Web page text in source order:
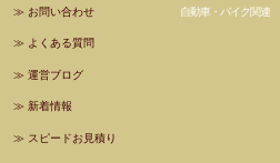
≫ お問い合わせ
≫ よくある質問
≫ 運営ブログ
≫ 新着情報
≫ スピードお見積り
自動車・バイク関連